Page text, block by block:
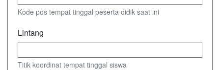
Kode pos tempat tinggal peserta didik saat ini
Lintang
Titik koordinat tempat tinggal siswa